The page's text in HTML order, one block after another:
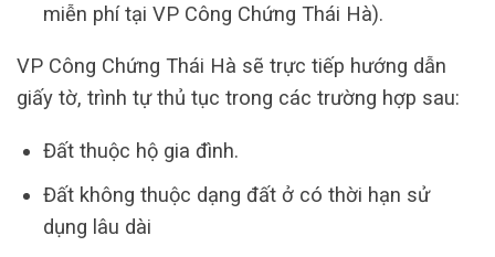
miễn phí tại VP Công Chứng Thái Hà).
VP Công Chứng Thái Hà sẽ trực tiếp hướng dẫn
giấy tờ, trình tự thủ tục trong các trường hợp sau:
Đất thuộc hộ gia đình.
Đất không thuộc dạng đất ở có thời hạn sử
dụng lâu dài